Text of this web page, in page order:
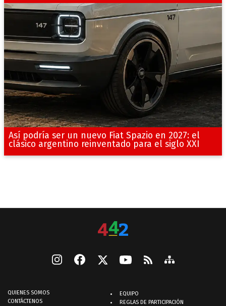
Así podría ser un nuevo Fiat Spazio en 2027: el
clásico argentino reinventado para el siglo XXI
QUIENES SOMOS
CONTÁCTENOS
EQUIPO
REGLAS DE PARTICIPACIÓN